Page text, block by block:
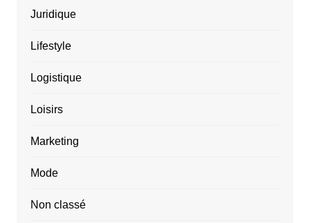
Juridique
Lifestyle
Logistique
Loisirs
Marketing
Mode
Non classé